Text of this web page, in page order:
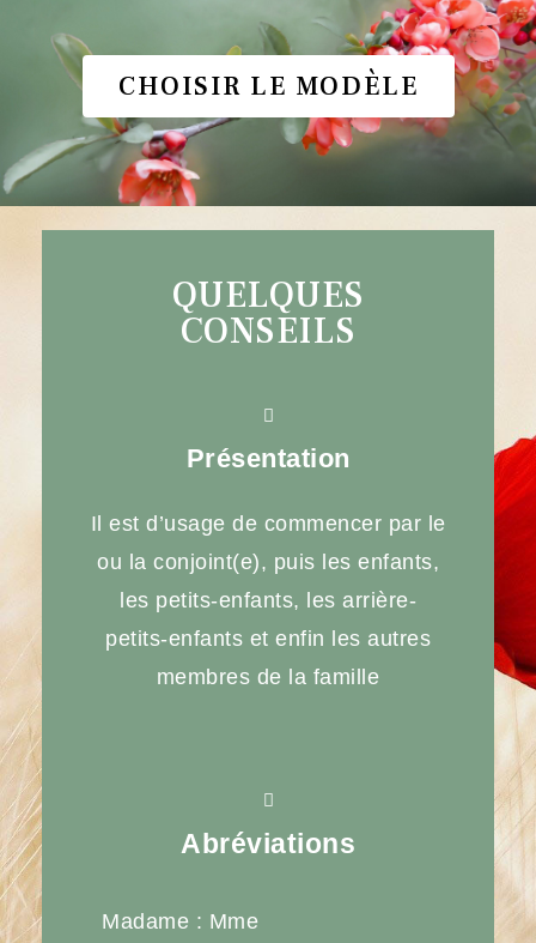
CHOISIR LE MODÈLE
QUELQUES
CONSEILS
Présentation
Il est d’usage de commencer par le
ou la conjoint(e), puis les enfants,
les petits-enfants, les arrière-
petits-enfants et enfin les autres
membres de la famille
Abréviations
Madame : Mme